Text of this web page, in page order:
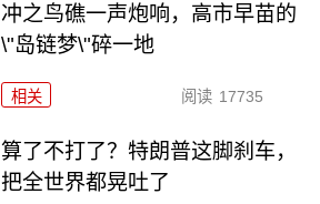
冲之鸟礁一声炮响，高市早苗的
\"岛链梦\"碎一地
相关 阅读 17735
算了不打了？特朗普这脚刹车，
把全世界都晃吐了